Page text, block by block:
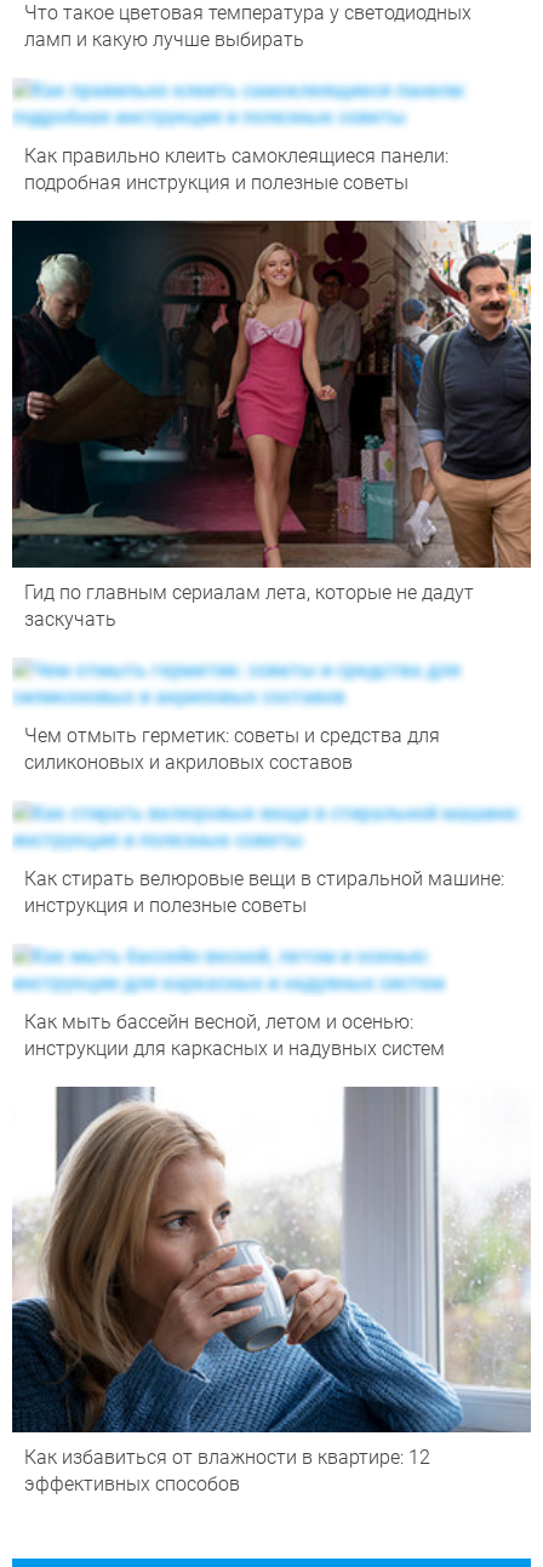
Что такое цветовая температура у светодиодных
ламп и какую лучше выбирать
Как правильно клеить самоклеящиеся панели:
подробная инструкция и полезные советы
Гид по главным сериалам лета, которые не дадут
заскучать
Чем отмыть герметик: советы и средства для
силиконовых и акриловых составов
Как стирать велюровые вещи в стиральной машине:
инструкция и полезные советы
Как мыть бассейн весной, летом и осенью:
инструкции для каркасных и надувных систем
Как избавиться от влажности в квартире: 12
эффективных способов